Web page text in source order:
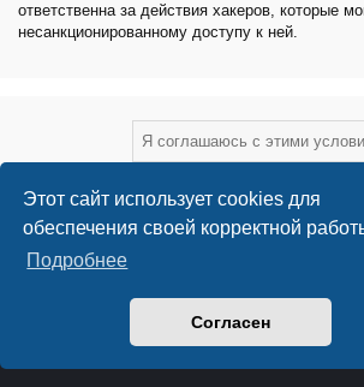
Этот сайт использует cookies для
обеспечения своей корректной
Подробнее
Согласен
ответственна за действия хакеров, которые
несанкционированному доступу к ней.
Форум садоводов - список форумов